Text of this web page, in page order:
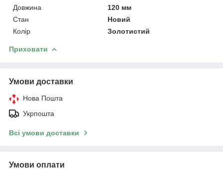
Довжина
120 мм
Стан
Новий
Колір
Золотистий
Приховати
Умови доставки
Нова Пошта
Укрпошта
Всі умови доставки
Умови оплати